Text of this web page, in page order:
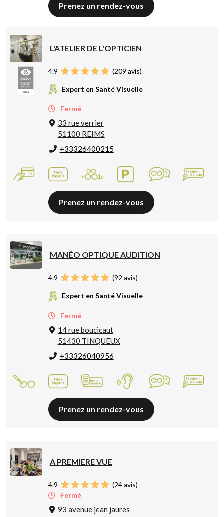
Prenez un rendez-vous
L'ATELIER DE L'OPTICIEN
4.9 (209 avis)
Expert en Santé Visuelle
Fermé
33 rue verrier
51100 REIMS
+33326400215
Prenez un rendez-vous
MANÉO OPTIQUE AUDITION
4.9 (92 avis)
Expert en Santé Visuelle
Fermé
14 rue boucicaut
51430 TINQUEUX
+33326040956
Prenez un rendez-vous
A PREMIERE VUE
4.9 (24avis)
Fermé
93 avenue jean jaures